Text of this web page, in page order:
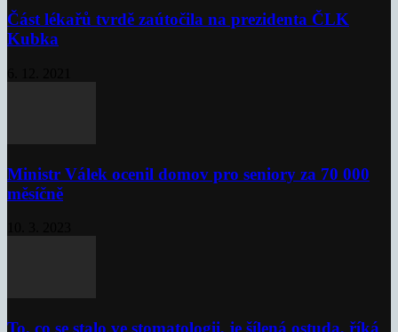
Část lékařů tvrdě zaútočila na prezidenta ČLK
Kubka
Ministr Válek ocenil domov pro seniory za 70 000
měsíčně
To, co se stalo ve stomatologii, je šílená ostuda, říká